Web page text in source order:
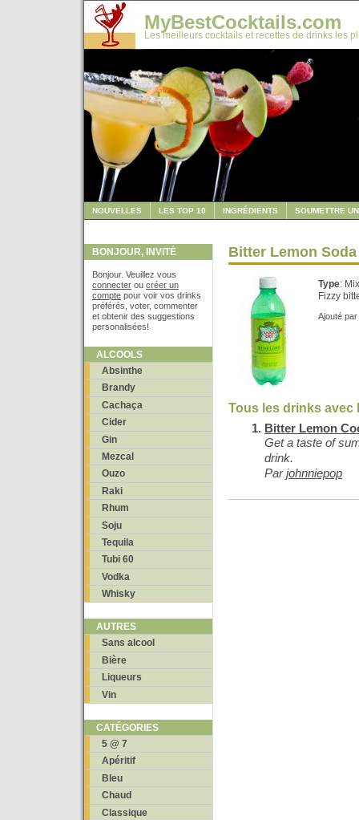
MyBestCocktails.com
Les meilleurs cocktails et recettes de drinks les
NOUVELLES LES TOP 10 INGRÉDIENTS SOUMETTRE
BONJOUR, INVITÉ
Bonjour. Veuillez vous
connecter ou créer un
compte pour voir vos drinks
préférés, voter, commenter
et obtenir des suggestions
personalisées!
ALCOOLS
Absinthe
Brandy
Cachaça
Cider
Gin
Mezcal
Ouzo
Raki
Rhum
Soju
Tequila
Tubi 60
Vodka
Whisky
AUTRES
Sans alcool
Bière
Liqueurs
Vin
CATÉGORIES
5 @ 7
Apéritif
Bleu
Chaud
Classique
Bitter Lemon Soda
Type:
Fizzy
Ajouté par
Tous les drinks avec
Bitter Lemon
Get a taste of
drink.
Parjohnniepop